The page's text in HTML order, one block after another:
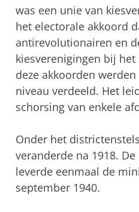
was een unie van
het electorale akkoord
antirevolutionairen en
kiesverenigingen bij
deze akkoorden
niveau verdeeld. Het
schorsing van enkele
Onder het
veranderde na 1918.
leverde eenmaal de
september 1940.